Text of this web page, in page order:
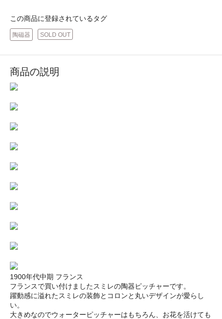
この商品に登録されているタグ
陶磁器 SOLD OUT
商品の説明
1900年代中期 フランス
フランスで買い付けましたスミレの陶器ピッチャーです。
躍動感に溢れたスミレの装飾とコロンと丸いデザインが愛らし
い。
大きめなのでウォーターピッチャーはもちろん、お花を活けても